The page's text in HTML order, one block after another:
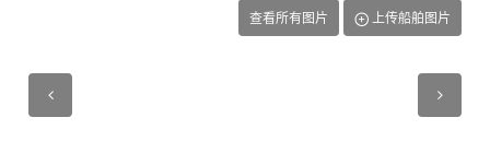
查看所有图片 上传船舶图片